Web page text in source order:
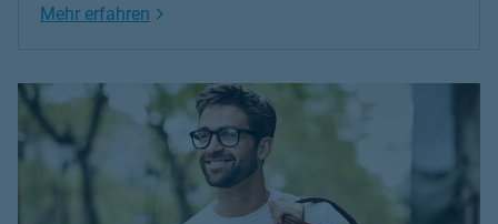
Mehr erfahren Link Opens in New Tab